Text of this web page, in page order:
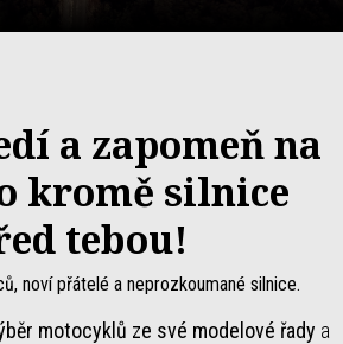
a zapomeň na
kromě silnice
tebou!
noví přátelé a neprozkoumané silnice.
motocyklů ze své modelové řady a